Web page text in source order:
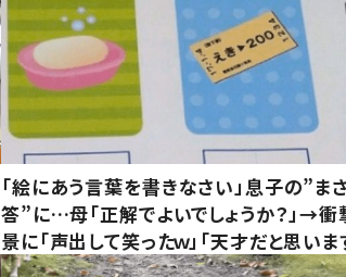
「絵にあう言葉を書きなさい」息子の”ま
答”に…母「正解でよいでしょうか？」→
景に「声出して笑ったｗ」「天才だと思いま